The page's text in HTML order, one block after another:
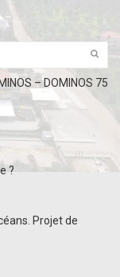
– DOMINOS 75
?
Projet de